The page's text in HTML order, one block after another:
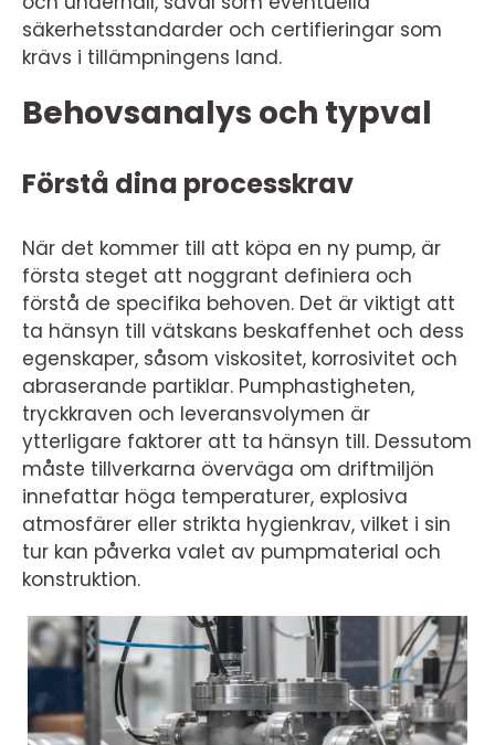
säkerhetsstandarder och certifieringar som
krävs i tillämpningens land.
Behovsanalys och typval
Förstå dina processkrav
När det kommer till att köpa en ny pump, är
första steget att noggrant definiera och
förstå de specifika behoven. Det är viktigt att
ta hänsyn till vätskans beskaffenhet och dess
egenskaper, såsom viskositet, korrosivitet och
abraserande partiklar. Pumphastigheten,
tryckkraven och leveransvolymen är
ytterligare faktorer att ta hänsyn till. Dessutom
måste tillverkarna överväga om driftmiljön
innefattar höga temperaturer, explosiva
atmosfärer eller strikta hygienkrav, vilket i sin
tur kan påverka valet av pumpmaterial och
konstruktion.